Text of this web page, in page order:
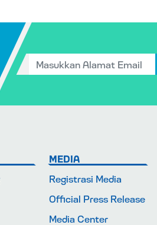
MEDIA
Registrasi Media
Official Press Release
Media Center